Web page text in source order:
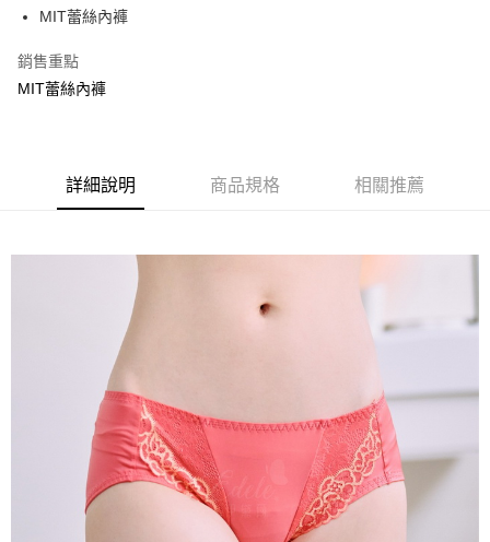
Apple Pay
街口支付
悠遊付
貨到付款
每筆NT$70，滿NT$799(含以上)免運費
每筆NT$70，滿NT$799(含以上)免運費
萊爾富取貨付款
每筆NT$70，滿NT$799(含以上)免運費
付款後萊爾富取貨
每筆NT$70，滿NT$799(含以上)免運費
MIT蕾絲內褲
銷售重點
MIT蕾絲內褲
詳細說明 商品規格 相關推薦